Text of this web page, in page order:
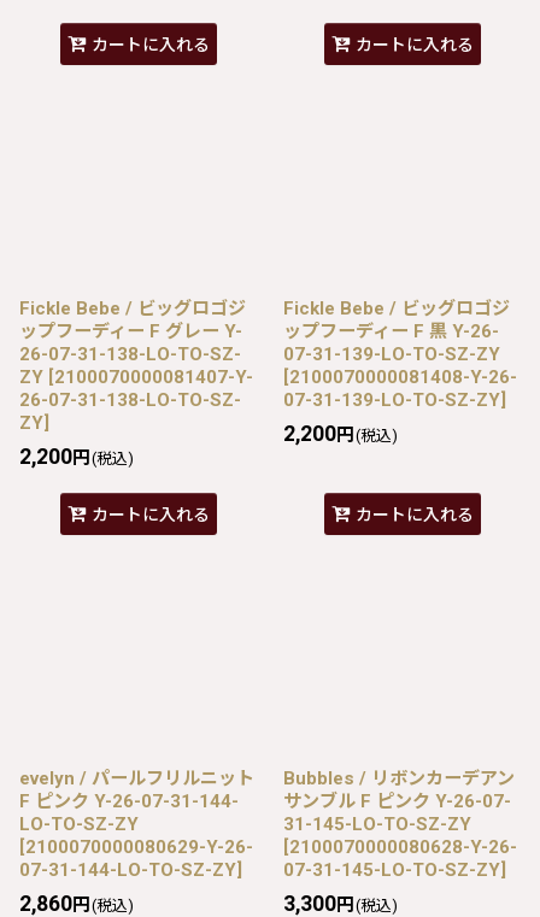
カートに入れる カートに入れる
Fickle Bebe / ビッグロゴジ
ップフーディー F グレー Y-
26-07-31-138-LO-TO-SZ-
ZY [2100070000081407-Y-
26-07-31-138-LO-TO-SZ-
ZY]
2,200円 (税込)
カートに入れる
Fickle Bebe / ビッグロゴジ
ップフーディー F 黒 Y-26-
07-31-139-LO-TO-SZ-ZY
[2100070000081408-Y-26-
07-31-139-LO-TO-SZ-ZY]
2,200円 (税込)
カートに入れる
evelyn / パールフリルニット
F ピンク Y-26-07-31-144-
LO-TO-SZ-ZY
[2100070000080629-Y-26-
07-31-144-LO-TO-SZ-ZY]
2,860円 (税込)
Bubbles / リボンカーデアン
サンブル F ピンク Y-26-07-
31-145-LO-TO-SZ-ZY
[2100070000080628-Y-26-
07-31-145-LO-TO-SZ-ZY]
3,300円 (税込)